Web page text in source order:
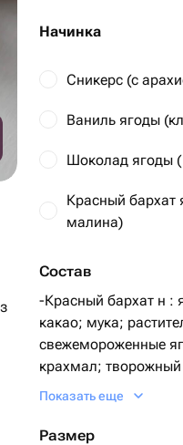
Начинка
Сникерс (с
Ваниль ягоды
Шоколад ягоды
Красный бархат
малина)
Состав
-Красный бархат н :
какао; мука;
свежемороженные
крахмал;
ванильная паста
Ваниль ягоды:
Показать еще
Размер